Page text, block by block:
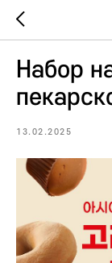
Набор
13.02.2025